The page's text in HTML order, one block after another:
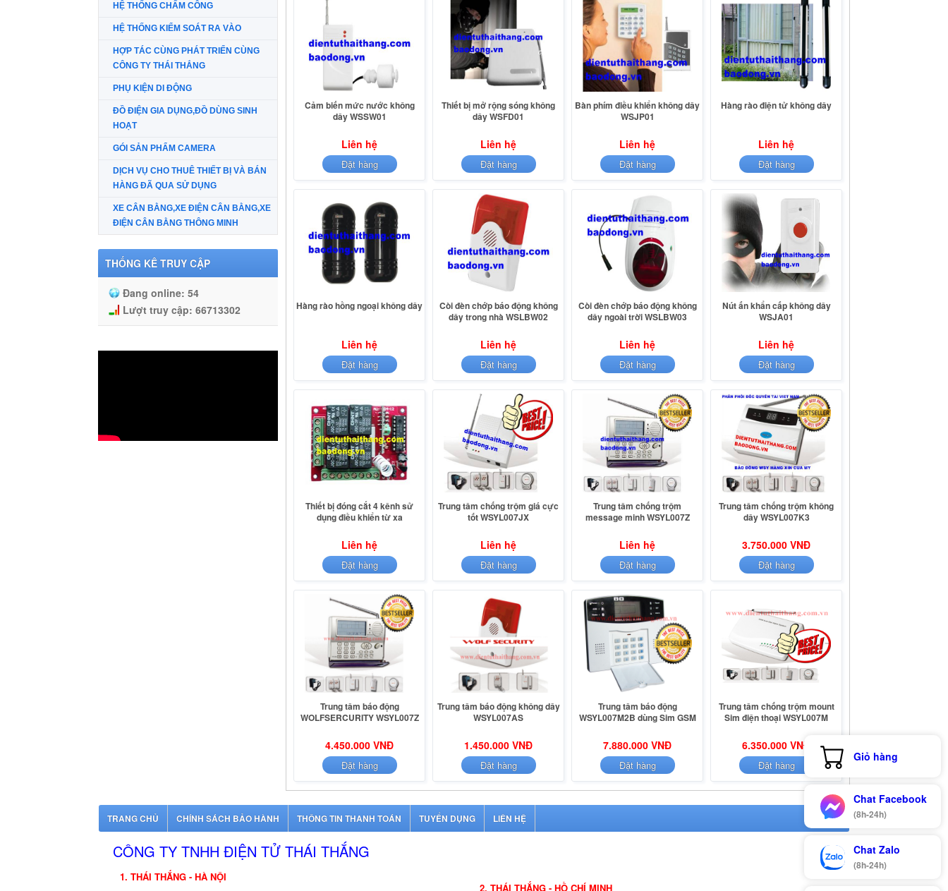
HỆ THỐNG CHẤM CÔNG
HỆ THỐNG KIỂM SOÁT RA VÀO
HỢP TÁC CÙNG PHÁT TRIỂN CÙNG
CÔNG TY THÁI THẮNG
PHỤ KIỆN DI ĐỘNG
ĐỒ ĐIỆN GIA DỤNG,ĐỒ DÙNG SINH
HOẠT
GÓI SẢN PHẨM CAMERA
DỊCH VỤ CHO THUÊ THIẾT BỊ VÀ BÁN
HÀNG ĐÃ QUA SỬ DỤNG
XE CÂN BẰNG,XE ĐIỆN CÂN BẰNG,XE
ĐIỆN CÂN BẰNG THÔNG MINH
THỐNG KÊ TRUY CẬP
Đang online: 54
Lượt truy cập: 66713302
Cảm biến mức nước không
dây WSSW01
Liên hệ
Đặt hàng
Thiết bị mở rộng sóng không
dây WSFD01
Liên hệ
Đặt hàng
Bàn phím điều khiển không dây
WSJP01
Liên hệ
Đặt hàng
Hàng rào điện tử không dây
Liên hệ
Đặt hàng
Hàng rào hồng ngoại không dây
Liên hệ
Đặt hàng
Còi đèn chớp báo động không
dây trong nhà WSLBW02
Liên hệ
Đặt hàng
Còi đèn chớp báo động không
dây ngoài trời WSLBW03
Liên hệ
Đặt hàng
Nút ấn khẩn cấp không dây
WSJA01
Liên hệ
Đặt hàng
Thiết bị đóng cắt 4 kênh sử
dụng điều khiển từ xa
Liên hệ
Đặt hàng
Trung tâm chống trộm giá cực
tốt WSYL007JX
Liên hệ
Đặt hàng
Trung tâm chống trộm
message minh WSYL007Z
Liên hệ
Đặt hàng
Trung tâm chống trộm không
dây WSYL007K3
3.750.000 VNĐ
Đặt hàng
Trung tâm báo động
WOLFSERCURITY WSYL007Z
4.450.000 VNĐ
Đặt hàng
Trung tâm báo động không dây
WSYL007AS
1.450.000 VNĐ
Đặt hàng
Trung tâm báo động
WSYL007M2B dùng Sim GSM
7.880.000 VNĐ
Đặt hàng
Trung tâm chống trộm mount
Sim điện thoại WSYL007M
6.350.000 VNĐ
Đặt hàng
TRANG CHỦ CHÍNH SÁCH BẢO HÀNH THÔNG TIN THANH TOÁN TUYỂN DỤNG LIÊN HỆ
CÔNG TY TNHH ĐIỆN TỬ THÁI THẮNG
1. THÁI THẮNG - HÀ NỘI
2. THÁI THẮNG - HỒ CHÍ MINH
Giỏ hàng
Chat Facebook
(8h-24h)
Chat Zalo
(8h-24h)